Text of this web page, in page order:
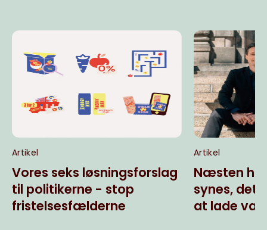
Artikel
Vores seks løsningsforslag
til politikerne - stop
fristelsesfælderne
Artikel
Næsten
synes,
at lade